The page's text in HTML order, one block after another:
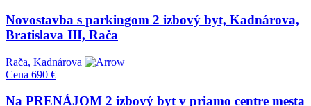
Novostavba s parkingom 2 izbový byt, Kadnárova,
Bratislava III, Rača
Rača, Kadnárova
Cena 690 €
Na PRENÁJOM 2 izbový byt v priamo centre mesta